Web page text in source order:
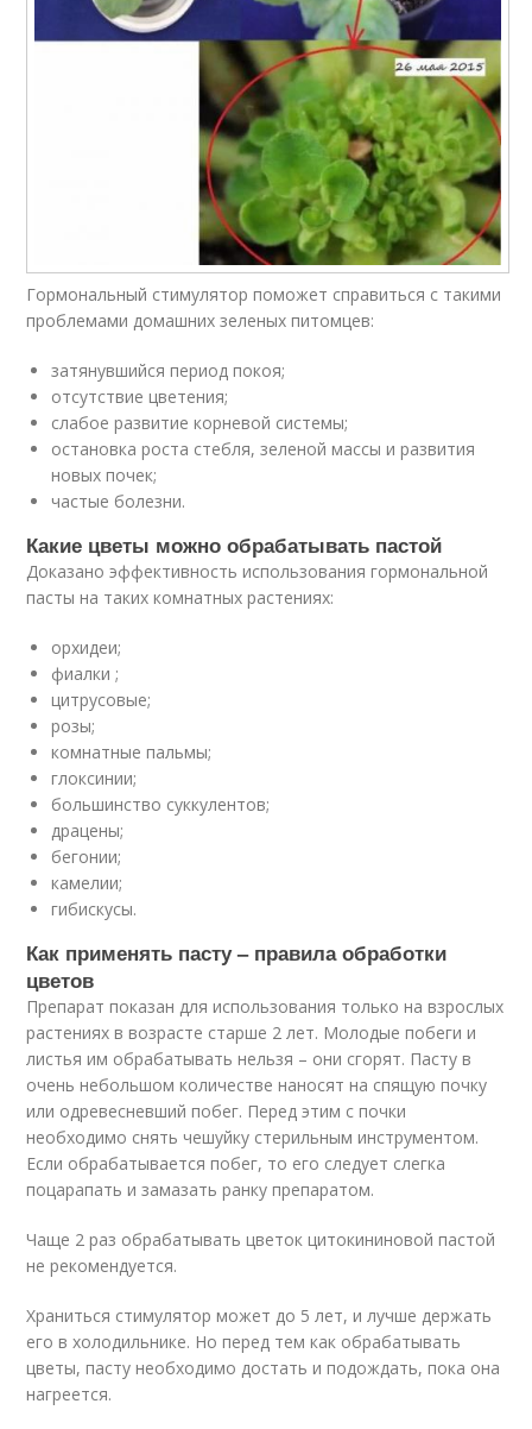
Гормональный стимулятор поможет справиться с такими
проблемами домашних зеленых питомцев:
затянувшийся период покоя;
отсутствие цветения;
слабое развитие корневой системы;
остановка роста стебля, зеленой массы и развития
новых почек;
частые болезни.
Какие цветы можно обрабатывать пастой
Доказано эффективность использования гормональной
пасты на таких комнатных растениях:
орхидеи;
фиалки ;
цитрусовые;
розы;
комнатные пальмы;
глоксинии;
большинство суккулентов;
драцены;
бегонии;
камелии;
гибискусы.
Как применять пасту – правила обработки
цветов
Препарат показан для использования только на взрослых
растениях в возрасте старше 2 лет. Молодые побеги и
листья им обрабатывать нельзя – они сгорят. Пасту в
очень небольшом количестве наносят на спящую почку
или одревесневший побег. Перед этим с почки
необходимо снять чешуйку стерильным инструментом.
Если обрабатывается побег, то его следует слегка
поцарапать и замазать ранку препаратом.
Чаще 2 раз обрабатывать цветок цитокининовой пастой
не рекомендуется.
Храниться стимулятор может до 5 лет, и лучше держать
его в холодильнике. Но перед тем как обрабатывать
цветы, пасту необходимо достать и подождать, пока она
нагреется.